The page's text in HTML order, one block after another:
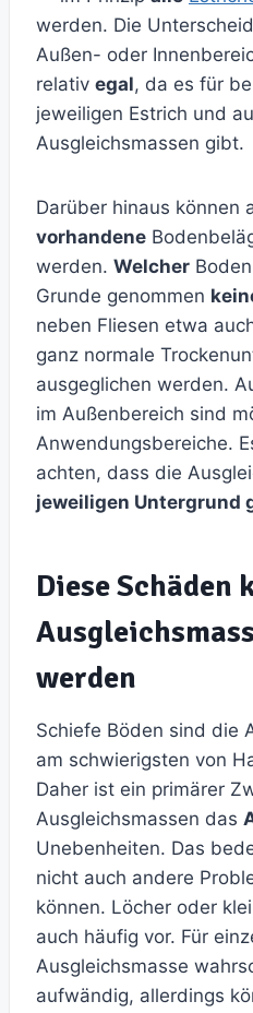
werden. Die
Außen- oder
relativ egal, da es für
jeweiligen Estrich und
Ausgleichsmassen gibt.
Darüber hinaus können
vorhandene
werden. Welcher
Grunde genommen
neben Fliesen etwa
ganz normale
ausgeglichen werden.
im Außenbereich sind
Anwendungsbereiche.
achten, dass die
jeweiligen Untergrund
Diese Schäden
werden
Schiefe Böden sind die
am schwierigsten von
Daher ist ein primärer
Ausgleichsmassen das
Unebenheiten. Das
nicht auch andere
können. Löcher oder
auch häufig vor. Für
Ausgleichsmasse
aufwändig, allerdings